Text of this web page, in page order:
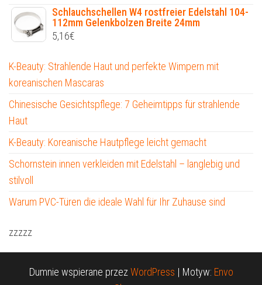
Schlauchschellen W4 rostfreier Edelstahl 104-
112mm Gelenkbolzen Breite 24mm
5,16€
K-Beauty: Strahlende Haut und perfekte Wimpern mit
koreanischen Mascaras
Chinesische Gesichtspflege: 7 Geheimtipps für strahlende
Haut
K-Beauty: Koreanische Hautpflege leicht gemacht
Schornstein innen verkleiden mit Edelstahl – langlebig und
stilvoll
Warum PVC-Türen die ideale Wahl für Ihr Zuhause sind
zzzzz
Dumnie wspierane przez WordPress | Motyw: Envo